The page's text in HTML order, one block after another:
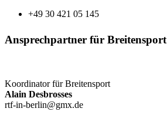
+49 30 421 05 145
Ansprechpartner für Breitensport
Koordinator für Breitensport
Alain Desbrosses
rtf-in-berlin@gmx.de